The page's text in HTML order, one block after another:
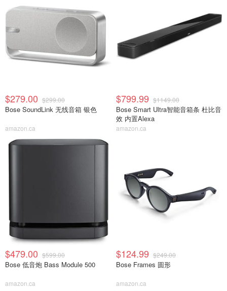
$279.00 $299.00
Bose SoundLink 无线音箱 银色
amazon.ca
$799.99 $1149.00
Bose Smart Ultra智能音箱条 杜比音
效 内置Alexa
amazon.ca
$479.00 $599.00
Bose 低音炮 Bass Module 500
amazon.ca
$124.99 $249.00
Bose Frames 圆形
amazon.ca